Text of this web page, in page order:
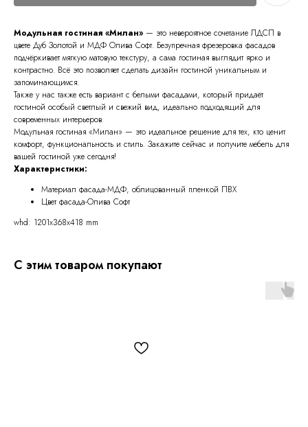
Модульная гостиная «Милан» — это невероятное сочетание ЛДСП в
цвете Дуб Золотой и МДФ Олива Софт. Безупречная фрезеровка фасадов
подчёркивает мягкую матовую текстуру, а сама гостиная выглядит ярко и
контрастно. Всё это позволяет сделать дизайн гостиной уникальным и
запоминающимся.
Также у нас также есть вариант с белыми фасадами, который придаёт
гостиной особый светлый и свежий вид, идеально подходящий для
современных интерьеров.
Модульная гостиная «Милан» — это идеальное решение для тех, кто ценит
комфорт, функциональность и стиль. Закажите сейчас и получите мебель для
вашей гостиной уже сегодня!
Характеристики:
Материал фасада-МДФ, облицованный пленкой ПВХ
Цвет фасада-Олива Софт
whd: 1201x368x418 mm
С этим товаром покупают